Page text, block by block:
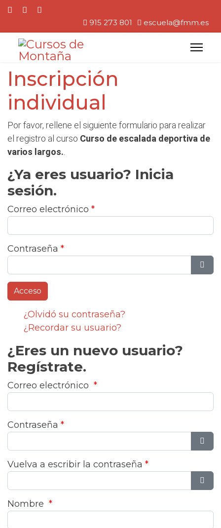
915 273 801 escuela@fmm.es
Inscripción
individual
Por favor, rellene el siguiente formulario para realizar
el registro al curso Curso de escalada deportiva de
varios largos.
¿Ya eres usuario? Inicia
sesión.
Correo electrónico *
Contraseña *
¿Olvidó su contraseña?
¿Recordar su usuario?
¿Eres un nuevo usuario?
Regístrate.
Correo electrónico *
Contraseña *
Vuelva a escribir la contraseña *
Nombre *